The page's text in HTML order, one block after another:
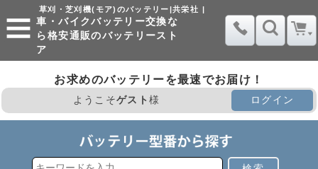
草刈・芝刈機(モア)のバッテリー|共栄社 |
車・バイクバッテリー交換な
ら格安通販のバッテリースト
ア
お求めのバッテリーを最速でお届け！
ようこそゲスト様 ログイン